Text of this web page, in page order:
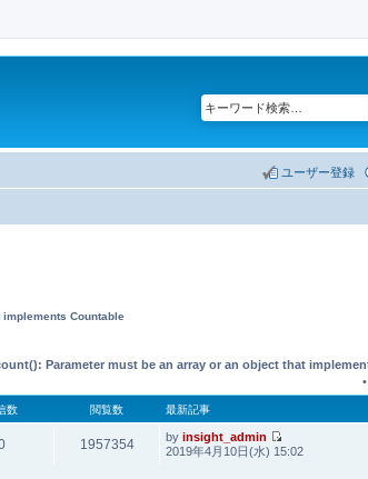
ユーザー登録
Countable
Parameter must be an array or an object that
数 閲覧数 最新記事
1957354 by insight_admin
最
2019年4月10日(水) 15:02